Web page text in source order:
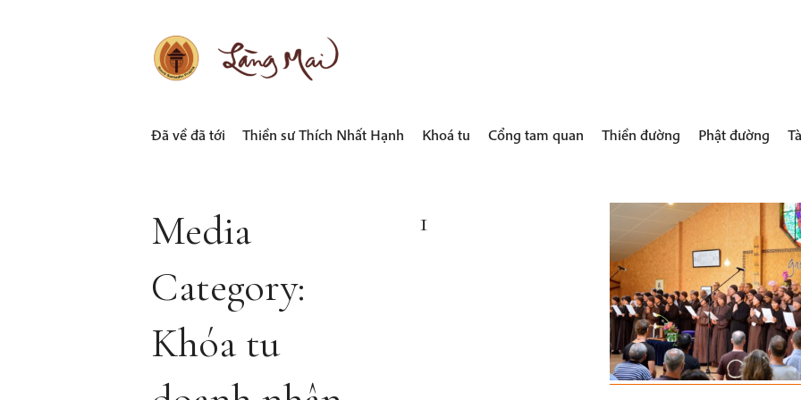
LÀNG MAI
Đã về đã tới Thiền sư Thích Nhất Hạnh Khoá tu Cổng tam quan Thiền đường Phật đường
Media
Category:
Khóa tu
1